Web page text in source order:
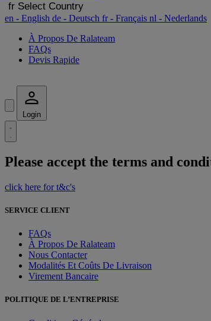
fr Select Country
en - English de - Deutsch fr- Français nl - Nederlands
À Propos De Ralateam
FAQs
Devis Rapide
Login
Please accept the terms and
click here for t&c's
SERVICE CLIENT
FAQs
À Propos De Ralateam
Nous Contacter
Modalités Et Coûts De Livraison
Virement Bancaire
POLITIQUE DE L’ENTREPRISE